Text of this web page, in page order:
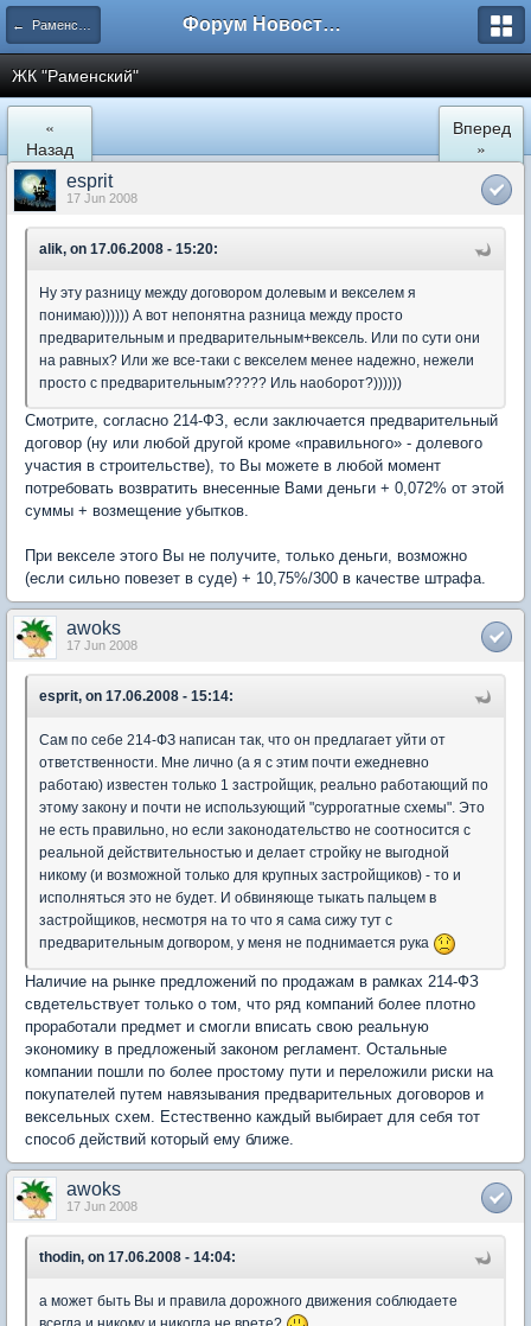
← Раменское Форум Новостройки
ЖК "Рaменский"
«
Назад
Вперед
»
esprit
17 Jun 2008
alik, on 17.06.2008 - 15:20:
Ну эту разницу между договором долевым и векселем я
понимаю)))))) А вот непонятна разница между просто
предварительным и предварительным+вексель. Или по сути они
на равных? Или же все-таки с векселем менее надежно, нежели
просто с предварительным????? Иль наоборот?))))))
Смотрите, согласно 214-ФЗ, если заключается предварительный
договор (ну или любой другой кроме «правильного» - долевого
участия в строительстве), то Вы можете в любой момент
потребовать возвратить внесенные Вами деньги + 0,072% от этой
суммы + возмещение убытков.
При векселе этого Вы не получите, только деньги, возможно
(если сильно повезет в суде) + 10,75%/300 в качестве штрафа.
awoks
17 Jun 2008
esprit, on 17.06.2008 - 15:14:
Сам по себе 214-ФЗ написан так, что он предлагает уйти от
ответственности. Мне лично (а я с этим почти ежедневно
работаю) известен только 1 застройщик, реально работающий по
этому закону и почти не использующий "суррогатные схемы". Это
не есть правильно, но если законодательство не соотносится с
реальной действительностью и делает стройку не выгодной
никому (и возможной только для крупных застройщиков) - то и
исполняться это не будет. И обвиняюще тыкать пальцем в
застройщиков, несмотря на то что я сама сижу тут с
предварительным догвором, у меня не поднимается рука
Наличие на рынке предложений по продажам в рамках 214-ФЗ
свдетельствует только о том, что ряд компаний более плотно
проработали предмет и смогли вписать свою реальную
экономику в предложеный законом регламент. Остальные
компании пошли по более простому пути и переложили риски на
покупателей путем навязывания предварительных договоров и
вексельных схем. Естественно каждый выбирает для себя тот
способ действий который ему ближе.
awoks
17 Jun 2008
thodin, on 17.06.2008 - 14:04:
а может быть Вы и правила дорожного движения соблюдаете